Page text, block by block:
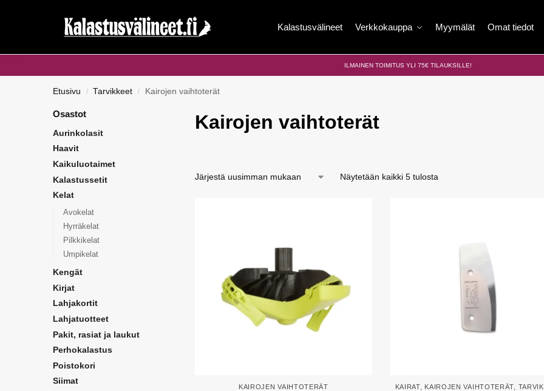
Kalastusvälineet Verkkokauppa Myymälät Omat tiedot
ILMAINEN TOIMITUS YLI 75€ TILAUKSILLE!
Etusivu / Tarvikkeet / Kairojen vaihtoterät
Kairojen vaihtoterät
Näytetään kaikki 5 tulosta
KAIROJEN VAIHTOTERÄT KAIRAT, KAIROJEN VAIHTOTERÄT
Osastot
Aurinkolasit
Haavit
Kaikuluotaimet
Kalastussetit
Kelat
Avokelat
Hyrräkelat
Pilkkikelat
Umpikelat
Kengät
Kirjat
Lahjakortit
Lahjatuotteet
Pakit, rasiat ja laukut
Perhokalastus
Poistokori
Siimat